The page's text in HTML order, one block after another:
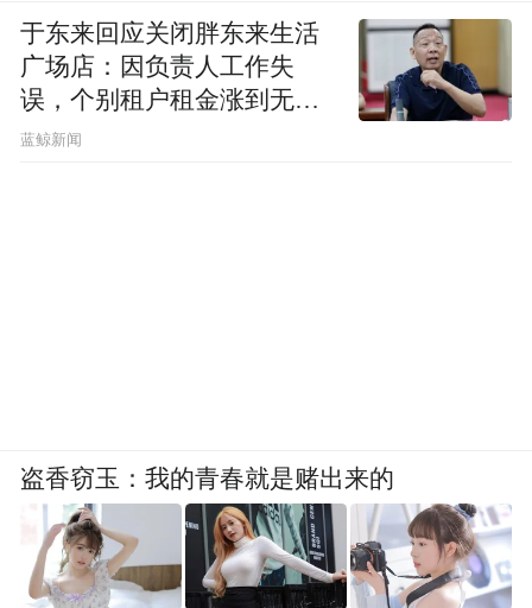
于东来回应关闭胖东来生活
广场店：因负责人工作失
误，个别租户租金涨到无法
想象
蓝鲸新闻
盗香窃玉：我的青春就是赌出来的